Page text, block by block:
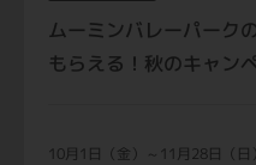
ムーミンバレーパーク
もらえる！秋のキャン
10月1日（金）～11月28日（